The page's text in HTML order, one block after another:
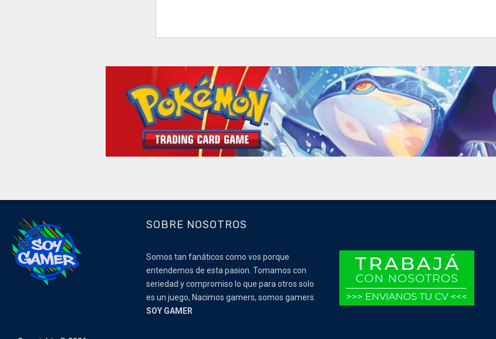
SOBRE NOSOTROS
Somos tan fanáticos como vos porque
entendemos de esta pasion. Tomamos con
seriedad y compromiso lo que para otros solo
es un juego, Nacimos gamers, somos gamers.
SOY GAMER